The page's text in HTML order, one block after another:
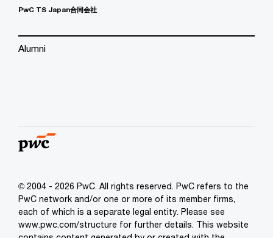
PwC TS Japan合同会社
Alumni
© 2004 - 2026 PwC. All rights reserved. PwC refers to the
PwC network and/or one or more of its member firms,
each of which is a separate legal entity. Please see
www.pwc.com/structure for further details. This website